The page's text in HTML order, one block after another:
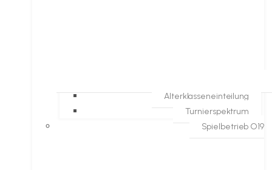
Alterklasseneinteilung
Turnierspektrum
Spielbetrieb O19